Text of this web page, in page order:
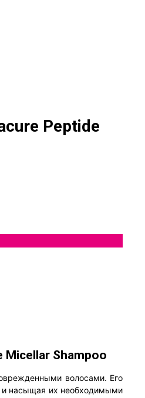
Peptide
Shampoo
волосами. Его
и насыщая их необходимыми